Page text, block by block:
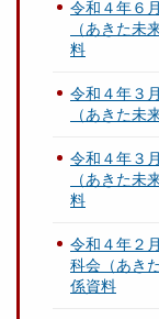
令和４年６
（あきた未
料
令和４年３
（あきた未
令和４年３
（あきた未
料
令和４年２
科会（あき
係資料